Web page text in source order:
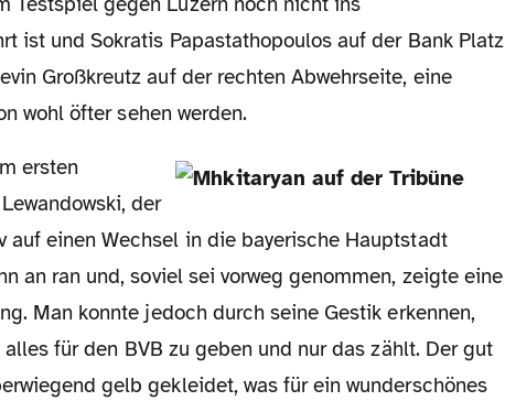
ist und Sokratis Papastathopoulos auf der Bank Platz
Großkreutz auf der rechten Abwehrseite, eine
wohl öfter sehen werden.
ersten
der
auf einen Wechsel in die bayerische Hauptstadt
an ran und, soviel sei vorweg genommen, zeigte eine
Man konnte jedoch durch seine Gestik erkennen,
für den BVB zu geben und nur das zählt. Der gut
gelb gekleidet, was für ein wunderschönes